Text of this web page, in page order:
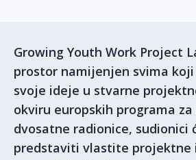
Growing Youth Work Project
prostor namijenjen svima
svoje ideje u stvarne
okviru europskih programa
dvosatne radionice, sudionici
predstaviti vlastite projektne